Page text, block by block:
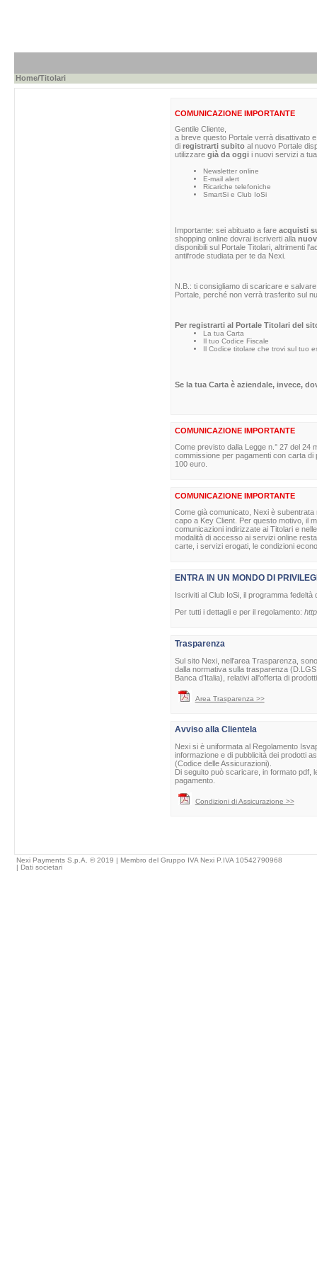
Home/Titolari
COMUNICAZIONE IMPORTANTE
Gentile Cliente,
a breve questo Portale verrà disattivato
diregistrarti subitoal nuovo Portale
utilizzare già da oggii nuovi servizi a
Newsletter online
E-mail alert
Ricariche telefoniche
SmartSi e Club IoSi
Importante: sei abituato a fare acquisti
shopping online dovrai iscriverti alla
disponibili sul Portale Titolari, altrimenti
antifrode studiata per te da Nexi.
N.B.: ti consigliamo di scaricare e
Portale, perché non verrà trasferito sul
Per registrarti al Portale Titolari del
La tua Carta
Il tuo Codice Fiscale
Il Codice titolare che trovi sul tuo
Se la tua Carta è aziendale, invece,
COMUNICAZIONE IMPORTANTE
Come previsto dalla Legge n.° 27 del 24
commissione per pagamenti con carta
100 euro.
COMUNICAZIONE IMPORTANTE
Come già comunicato, Nexi è
capo a Key Client. Per questo motivo, il
comunicazioni indirizzate ai Titolari e
modalità di accesso ai servizi online
carte, i servizi erogati, le condizioni
ENTRA IN UN MONDO DI
Iscriviti al Club IoSi, il programma
Per tutti i dettagli e per il regolamento:
Trasparenza
Sul sito Nexi, nell'area Trasparenza,
dalla normativa sulla trasparenza
Banca d’Italia), relativi all'offerta di
Area Trasparenza >>
Avviso alla Clientela
Nexi si è uniformata al Regolamento
informazione e di pubblicità dei prodotti
(Codice delle Assicurazioni).
Di seguito può scaricare, in formato pdf,
pagamento.
Condizioni di Assicurazione >>
Nexi Payments S.p.A. © 2019 | Membro del Gruppo IVA Nexi P.IVA 10542790968
| Dati societari